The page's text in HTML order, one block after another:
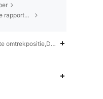
klik hier om deze verkoper en/of product te rapporteren.
omtrekpositie,Driehoek beker